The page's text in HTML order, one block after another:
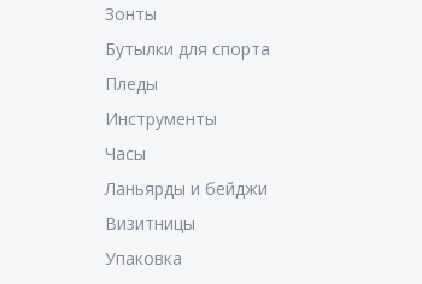
Зонты
Бутылки для спорта
Пледы
Инструменты
Часы
Ланьярды и бейджи
Визитницы
Упаковка